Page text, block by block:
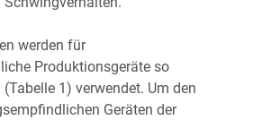
werden für
Produktionsgeräte so
1) verwendet. Um den
Geräten der